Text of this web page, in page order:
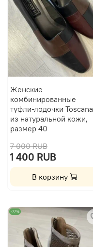
Женские
комбинированные
туфли-лодочки Toscana
из натуральной кожи,
размер 40
7 000 RUB
1 400 RUB
В корзину
-77%